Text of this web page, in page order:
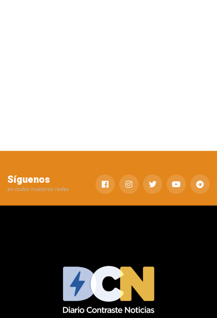
Síguenos
en todas nuestras redes